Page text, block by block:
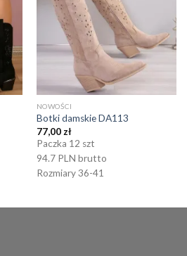
NOWOŚCI
Botki damskie DA113
77,00 zł
Paczka 12 szt
94.7 PLN brutto
Rozmiary 36-41